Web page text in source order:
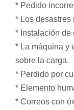
* Pedido
* Los desastres
* Instalación de
* La máquina y
sobre la carga.
* Perdido por
* Elemento
* Correos con